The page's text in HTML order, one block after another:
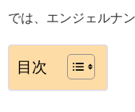
では、エンジェルナ
目次